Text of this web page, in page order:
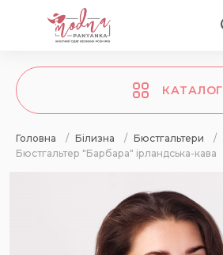
КАТАЛОГ
Головна / Білизна / Бюстгальтери
/
Бюстгальтер "Барбара" ірландська-кава